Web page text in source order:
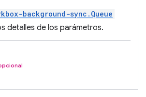
background-sync.Queue
detalles de los parámetros.